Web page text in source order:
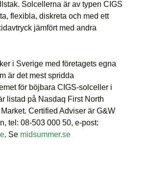
Solcellerna är av typen CIGS
flexibla, diskreta och med ett
jämfört med andra
i Sverige med företagets egna
är det mest spridda
för böjbara CIGS-solceller i
listad på Nasdaq First North
Certified Adviser är G&W
tel: 08-503 000 50, e-post:
. Se midsummer.se